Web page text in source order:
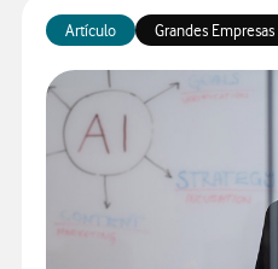
Artículo Grandes Empresas